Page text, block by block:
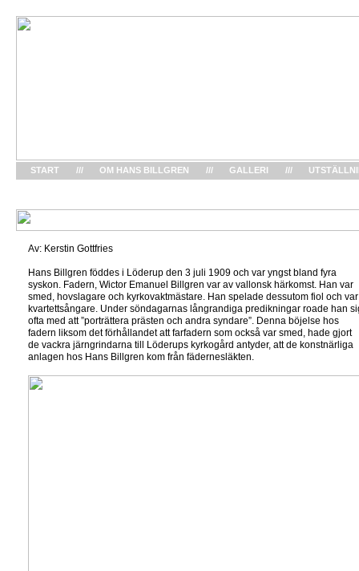
Av: Kerstin Gottfries
Hans Billgren föddes i Löderup den 3 juli 1909 och var yngst bland fyra
syskon. Fadern, Wictor Emanuel Billgren var av vallonsk härkomst. Han var
smed, hovslagare och kyrkovaktmästare. Han spelade dessutom fiol och var
kvartettsångare. Under söndagarnas långrandiga predikningar roade han
ofta med att ”porträttera prästen och andra syndare”. Denna böjelse hos
fadern liksom det förhållandet att farfadern som också var smed, hade gjort
de vackra järngrindarna till Löderups kyrkogård antyder, att de konstnärliga
anlagen hos Hans Billgren kom från fädernesläkten.
START /// OM HANS BILLGREN /// GALLERI ///